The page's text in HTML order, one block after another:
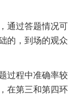
通过答题情况可
的，到场的观众
过程中准确率较
在第三和第四环